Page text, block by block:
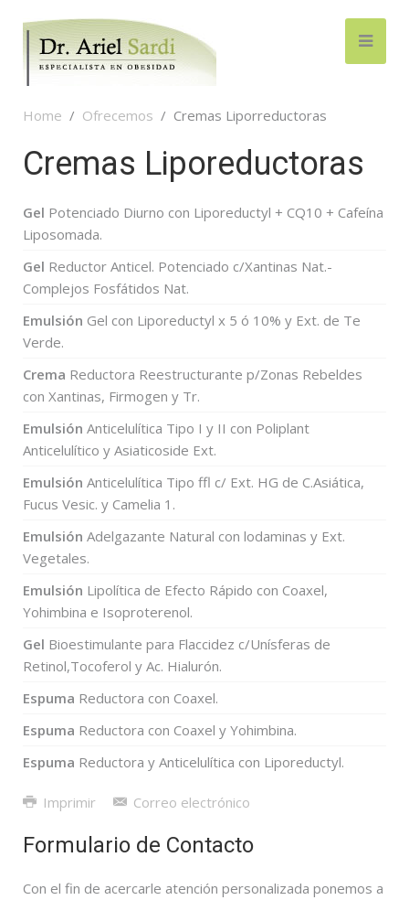
Home Ofrecemos Cremas Liporreductoras
Cremas Liporeductoras
Gel Potenciado Diurno con Liporeductyl + CQ10 + Cafeína
Liposomada.
Gel Reductor Anticel. Potenciado c/Xantinas Nat.-
Complejos Fosfátidos Nat.
Emulsión Gel con Liporeductyl x 5 ó 10% y Ext. de Te
Verde.
Crema Reductora Reestructurante p/Zonas Rebeldes
con Xantinas, Firmogen y Tr.
Emulsión Anticelulítica Tipo I y II con Poliplant
Anticelulítico y Asiaticoside Ext.
Emulsión Anticelulítica Tipo ffl c/ Ext. HG de C.Asiática,
Fucus Vesic. y Camelia 1.
Emulsión Adelgazante Natural con lodaminas y Ext.
Vegetales.
Emulsión Lipolítica de Efecto Rápido con Coaxel,
Yohimbina e Isoproterenol.
Gel Bioestimulante para Flaccidez c/Unísferas de
Retinol,Tocoferol y Ac. Hialurón.
Espuma Reductora con Coaxel.
Espuma Reductora con Coaxel y Yohimbina.
Espuma Reductora y Anticelulítica con Liporeductyl.
Imprimir Correo electrónico
Formulario de Contacto
Con el fin de acercarle atención personalizada ponemos a